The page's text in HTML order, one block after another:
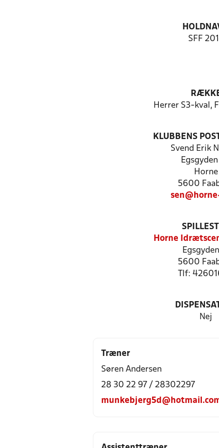
SFF
Herrer S3-kval,
KLUBBENS
Svend Erik
Egsgyden
Horne
5600
Horne
5600
Tlf:
Nej
Træner
Søren Andersen
28 30 22 97 / 28302297